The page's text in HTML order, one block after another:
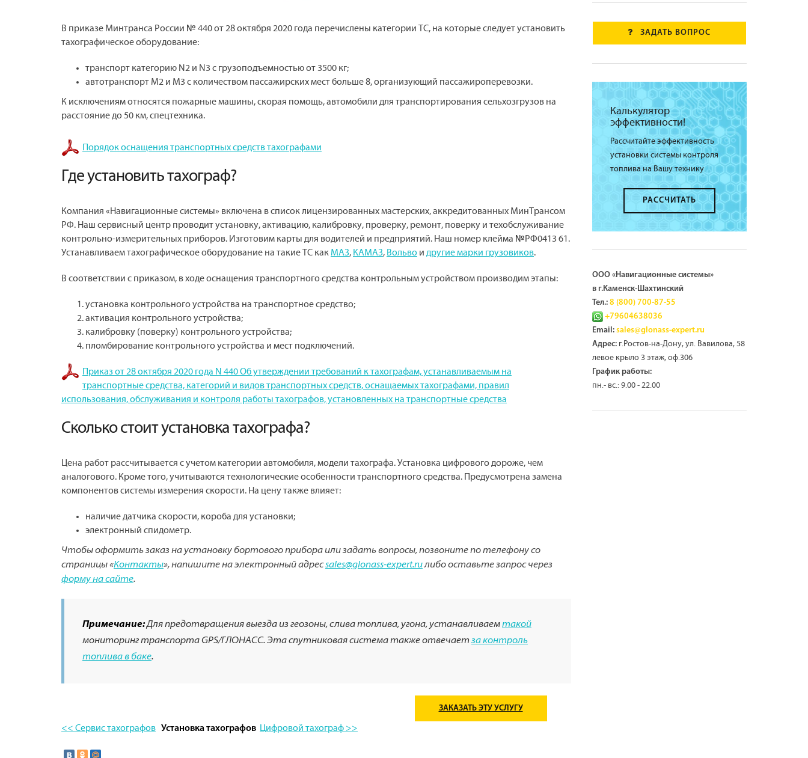
В приказе Минтранса России № 440 от 28 октября 2020 года перечислены категории ТС, на которые следует установить
тахографическое оборудование:
транспорт категорию N2 и N3 с грузоподъемностью от 3500 кг;
автотранспорт М2 и М3 с количеством пассажирских мест больше 8, организующий пассажироперевозки.
К исключениям относятся пожарные машины, скорая помощь, автомобили для транспортирования сельхозгрузов на
расстояние до 50 км, спецтехника.
Порядок оснащения транспортных средств тахографами
Где установить тахограф?
Компания «Навигационные системы» включена в список лицензированных мастерских, аккредитованных МинТрансом
РФ. Наш сервисный центр проводит установку, активацию, калибровку, проверку, ремонт, поверку и техобслуживание
контрольно-измерительных приборов. Изготовим карты для водителей и предприятий. Наш номер клейма №РФ0413 61.
Устанавливаем тахографическое оборудование на такие ТС как МАЗ, КАМАЗ, Вольво и другие марки грузовиков.
В соответствии с приказом, в ходе оснащения транспортного средства контрольным устройством производим этапы:
установка контрольного устройства на транспортное средство;
активация контрольного устройства;
калибровку (поверку) контрольного устройства;
пломбирование контрольного устройства и мест подключений.
Приказ от 28 октября 2020 года N 440 Об утверждении требований к тахографам, устанавливаемым на
транспортные средства, категорий и видов транспортных средств, оснащаемых тахографами, правил
использования, обслуживания и контроля работы тахографов, установленных на транспортные средства
Сколько стоит установка тахографа?
Цена работ рассчитывается с учетом категории автомобиля, модели тахографа. Установка цифрового дороже, чем
аналогового. Кроме того, учитываются технологические особенности транспортного средства. Предусмотрена замена
компонентов системы измерения скорости. На цену также влияет:
наличие датчика скорости, короба для установки;
электронный спидометр.
Чтобы оформить заказ на установку бортового прибора или задать вопросы, позвоните по телефону со
страницы «Контакты», напишите на электронный адресsales@glonass-expert.ruлибо оставьте запрос через
форму на сайте.
Примечание:Для предотвращения выезда из геозоны, слива топлива, угона, устанавливаемтакой
мониторинг транспорта GPS/ГЛОНАСС. Эта спутниковая система также отвечает за контроль
топлива в баке.
ЗАКАЗАТЬ ЭТУ УСЛУГУ
<< Сервис тахографов Установка тахографов Цифровой тахограф >>
ЗАДАТЬ ВОПРОС
Калькулятор
эффективности!
Рассчитайте эффективность
установки системы контроля
топлива на Вашу технику.
РАССЧИТАТЬ
ООО «Навигационные системы»
в г.Каменск-Шахтинский
Тел.: 8 (800) 700-87-55
+79604638036
Email: sales@glonass-expert.ru
Адрес:г.Ростов-на-Дону, ул. Вавилова, 58
левое крыло 3 этаж, оф.306
График работы:
пн.- вс.: 9.00 - 22.00